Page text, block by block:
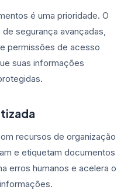
é uma prioridade. O
segurança avançadas,
permissões de acesso
suas informações
recursos de organização
e etiquetam documentos
erros humanos e acelera o